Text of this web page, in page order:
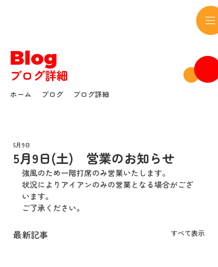
Blog
ブログ詳細
ホーム ブログ ブログ詳細
5月9日(土) 営業のお知らせ
5月9日
強風のため一階打席のみ営業いたします。
状況によりアイアンのみの営業となる場合がござ
います。
ご了承ください。
最新記事 すべて表示